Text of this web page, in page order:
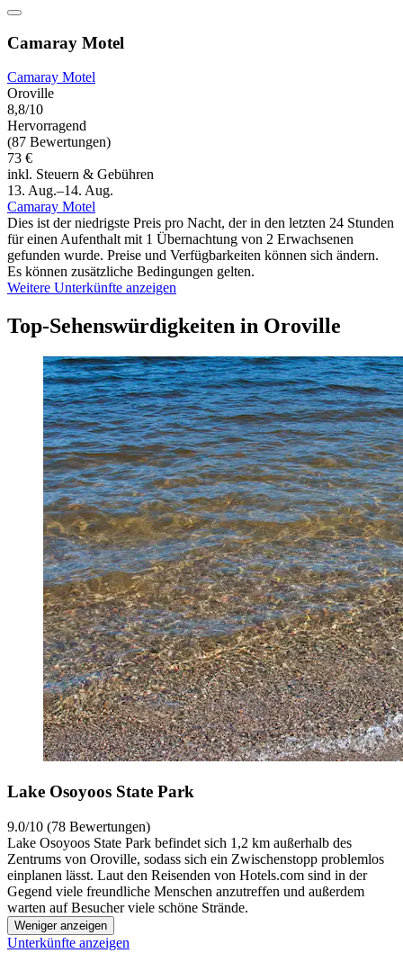
Camaray Motel
Camaray Motel
Oroville
8,8/10
Hervorragend
(87 Bewertungen)
73 €
inkl. Steuern & Gebühren
13. Aug.–14. Aug.
Camaray Motel
Dies ist der niedrigste Preis pro Nacht, der in den letzten 24 Stunden
für einen Aufenthalt mit 1 Übernachtung von 2 Erwachsenen
gefunden wurde. Preise und Verfügbarkeiten können sich ändern.
Es können zusätzliche Bedingungen gelten.
Weitere Unterkünfte anzeigen
Top-Sehenswürdigkeiten in Oroville
Lake Osoyoos State Park
9.0/10 (78 Bewertungen)
Lake Osoyoos State Park befindet sich 1,2 km außerhalb des
Zentrums von Oroville, sodass sich ein Zwischenstopp problemlos
einplanen lässt. Laut den Reisenden von Hotels.com sind in der
Gegend viele freundliche Menschen anzutreffen und außerdem
warten auf Besucher viele schöne Strände.
Weniger anzeigen
Unterkünfte anzeigen